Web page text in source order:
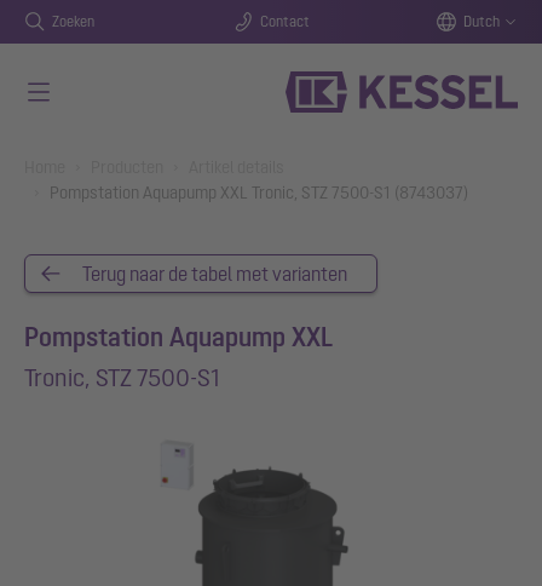
Zoeken Contact Dutch
Pompstation Aquapump XXL Tronic, STZ 7500-S1 (8743037)
Terug naar de tabel met varianten
Pompstation Aquapump XXL
Tronic, STZ 7500-S1